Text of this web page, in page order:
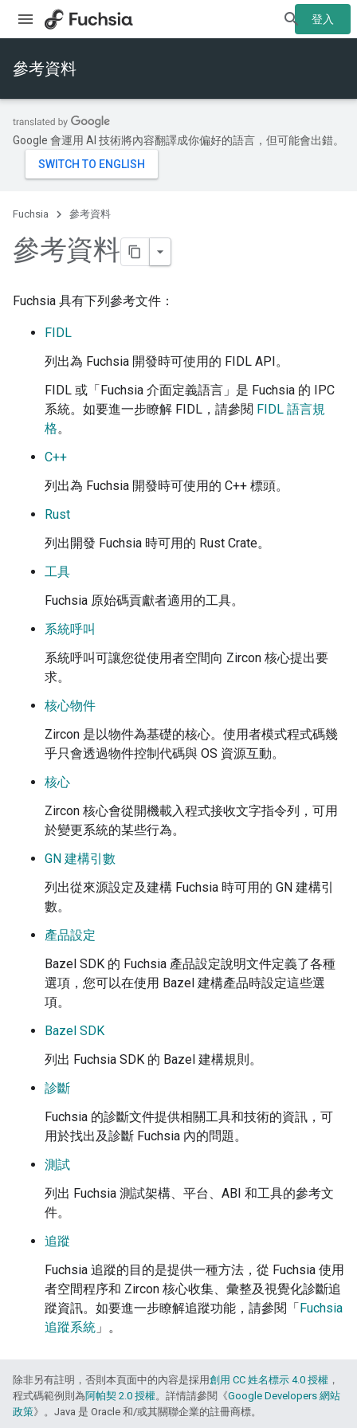
登入
參考資料
Google 會運用 AI 技術將內容翻譯成你偏好的語言，但可能會出錯。
Fuchsia 參考資料
參考資料
Fuchsia 具有下列參考文件：
FIDL
列出為 Fuchsia 開發時可使用的 FIDL API。
FIDL 或「Fuchsia 介面定義語言」是 Fuchsia 的 IPC
系統。如要進一步瞭解 FIDL，請參閱 FIDL 語言規
格。
C++
列出為 Fuchsia 開發時可使用的 C++ 標頭。
Rust
列出開發 Fuchsia 時可用的 Rust Crate。
工具
Fuchsia 原始碼貢獻者適用的工具。
系統呼叫
系統呼叫可讓您從使用者空間向 Zircon 核心提出要
求。
核心物件
Zircon 是以物件為基礎的核心。使用者模式程式碼幾
乎只會透過物件控制代碼與 OS 資源互動。
核心
Zircon 核心會從開機載入程式接收文字指令列，可用
於變更系統的某些行為。
GN 建構引數
列出從來源設定及建構 Fuchsia 時可用的 GN 建構引
數。
產品設定
Bazel SDK 的 Fuchsia 產品設定說明文件定義了各種
選項，您可以在使用 Bazel 建構產品時設定這些選
項。
Bazel SDK
列出 Fuchsia SDK 的 Bazel 建構規則。
診斷
Fuchsia 的診斷文件提供相關工具和技術的資訊，可
用於找出及診斷 Fuchsia 內的問題。
測試
列出 Fuchsia 測試架構、平台、ABI 和工具的參考文
件。
追蹤
Fuchsia 追蹤的目的是提供一種方法，從 Fuchsia 使用
者空間程序和 Zircon 核心收集、彙整及視覺化診斷追
蹤資訊。如要進一步瞭解追蹤功能，請參閱「Fuchsia
追蹤系統 」。
除非另有註明，否則本頁面中的內容是採用創用 CC 姓名標示 4.0 授權 ，
程式碼範例則為阿帕契 2.0 授權。詳情請參閱《Google Developers 網站
政策》。Java 是 Oracle 和/或其關聯企業的註冊商標。